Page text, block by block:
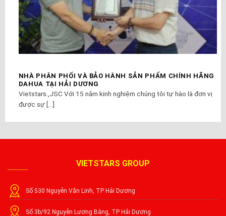
NHÀ PHÂN PHỐI VÀ BẢO HÀNH SẢN PHẨM CHÍNH HÃNG
DAHUA TẠI HẢI DƯƠNG
Vietstars.,JSC Với 15 năm kinh nghiệm chúng tôi tự hào là đơn vị
được sự [...]
VIETSTARS GROUP
Số 530 Nguyễn Văn Linh, TP Hải Dương
Số 3b/92 Nguyễn Lương Bằng, TP Hải Dương